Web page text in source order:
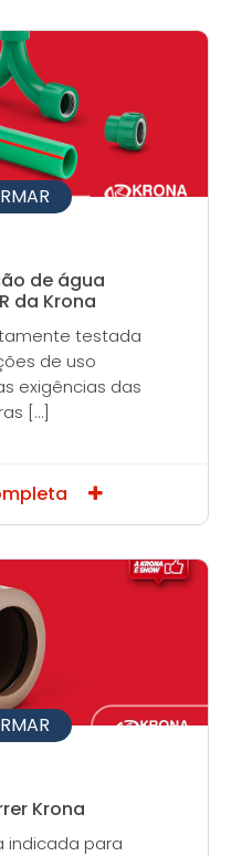
de água
da Krona
testada
de uso
exigências das
[…]
Krona
indicada para